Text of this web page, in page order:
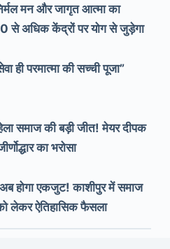
मन और जागृत आत्मा का
से अधिक केंद्रों पर योग से जुड़ेगा
ही परमात्मा की सच्ची पूजा”
समाज की बड़ी जीत! मेयर दीपक
का भरोसा
होगा एकजुट! काशीपुर में समाज
लेकर ऐतिहासिक फैसला